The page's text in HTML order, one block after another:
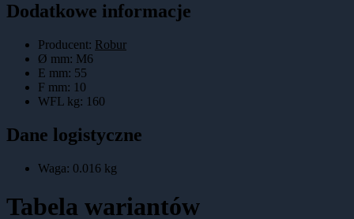
Dodatkowe informacje
Producent: Robur
Ø mm: M6
E mm: 55
F mm: 10
WFL kg: 160
Dane logistyczne
Waga: 0.016 kg
Tabela wariantów